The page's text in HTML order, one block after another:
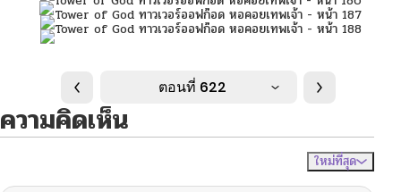
ตอนที่ 622
ความคิดเห็น
ใหม่ที่สุด